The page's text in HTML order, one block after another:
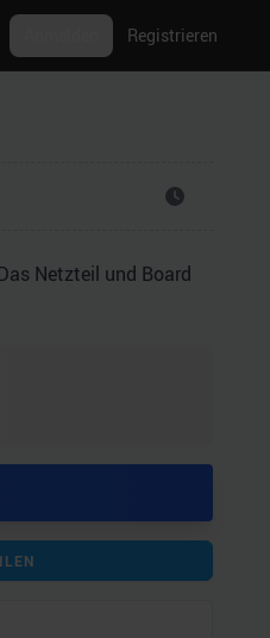
Registrieren
Netzteil und Board